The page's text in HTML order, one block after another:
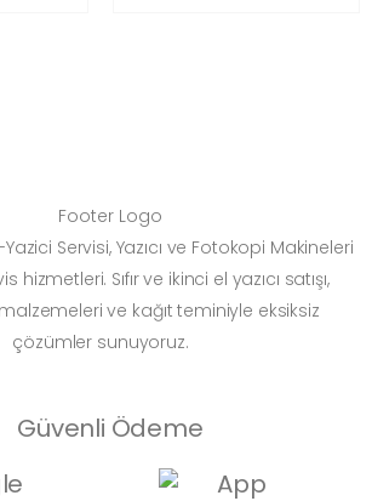
Servisi, Yazıcı ve Fotokopi Makineleri
hizmetleri. Sıfır ve ikinci el yazıcı satışı,
ve kağıt teminiyle eksiksiz
çözümler sunuyoruz.